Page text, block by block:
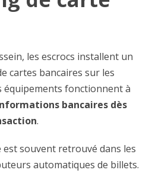
les escrocs installent un
cartes bancaires sur les
équipements fonctionnent à
bancaires dès
.
est souvent retrouvé dans les
automatiques de billets.